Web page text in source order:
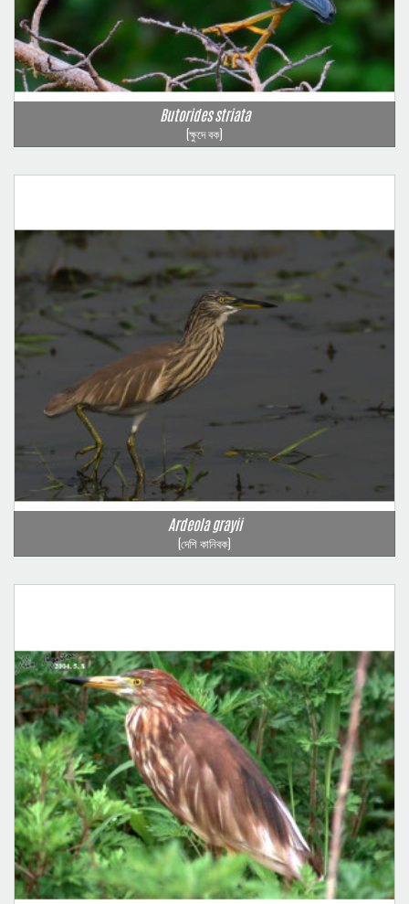
Butorides striata
(ক্ষুদে বক)
Ardeola grayii
(দেশি কানিবক)